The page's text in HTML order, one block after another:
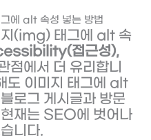
에 alt 속성 넣는 방법
지(img) 태그에 alt 속
접근성),
점에서 더 유리합니
도 이미지 태그에 alt
로그 게시글과 방문
재는 SEO에 벗어나
니다.